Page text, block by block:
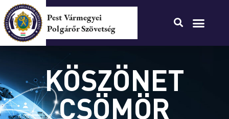
Pest Vármegyei
Polgárőr Szövetség
KÖSZÖNET
CSÖMÖR